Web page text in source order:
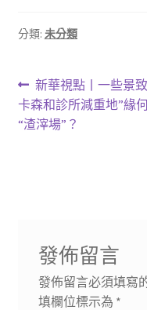
分類: 未分類
文
章
上
一
篇
新華視點丨一些景
卡森和診所減重地”緣
“渣滓場”？
發佈留言
發佈留言必須填寫
填欄位標示為 *